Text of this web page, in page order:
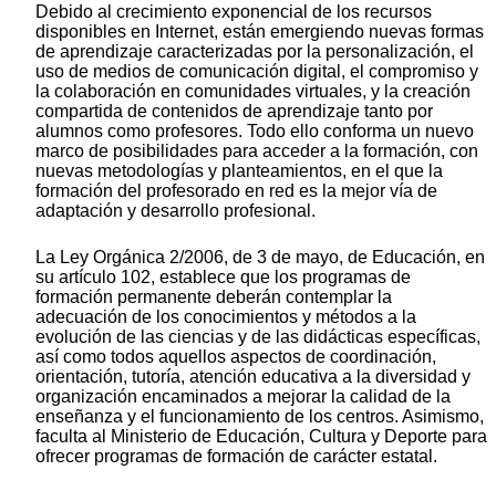
Debido al crecimiento exponencial de los recursos
disponibles en Internet, están emergiendo nuevas formas
de aprendizaje caracterizadas por la personalización, el
uso de medios de comunicación digital, el compromiso y
la colaboración en comunidades virtuales, y la creación
compartida de contenidos de aprendizaje tanto por
alumnos como profesores. Todo ello conforma un nuevo
marco de posibilidades para acceder a la formación, con
nuevas metodologías y planteamientos, en el que la
formación del profesorado en red es la mejor vía de
adaptación y desarrollo profesional.
La Ley Orgánica 2/2006, de 3 de mayo, de Educación, en
su artículo 102, establece que los programas de
formación permanente deberán contemplar la
adecuación de los conocimientos y métodos a la
evolución de las ciencias y de las didácticas específicas,
así como todos aquellos aspectos de coordinación,
orientación, tutoría, atención educativa a la diversidad y
organización encaminados a mejorar la calidad de la
enseñanza y el funcionamiento de los centros. Asimismo,
faculta al Ministerio de Educación, Cultura y Deporte para
ofrecer programas de formación de carácter estatal.